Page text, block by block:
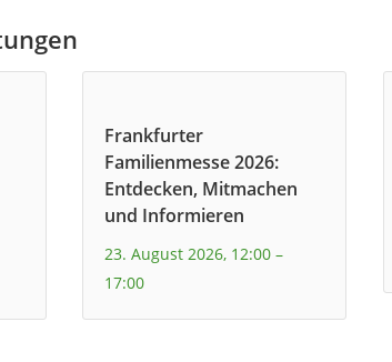
Frankfurter
Familienmesse 2026:
Entdecken, Mitmachen
und Informieren
23. August 2026, 12:00 –
17:00